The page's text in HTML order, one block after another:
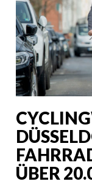
ÜBER